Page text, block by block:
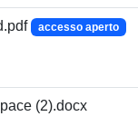
accesso aperto
(2).docx